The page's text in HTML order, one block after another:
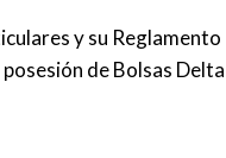
y su Reglamento
de Bolsas Delta